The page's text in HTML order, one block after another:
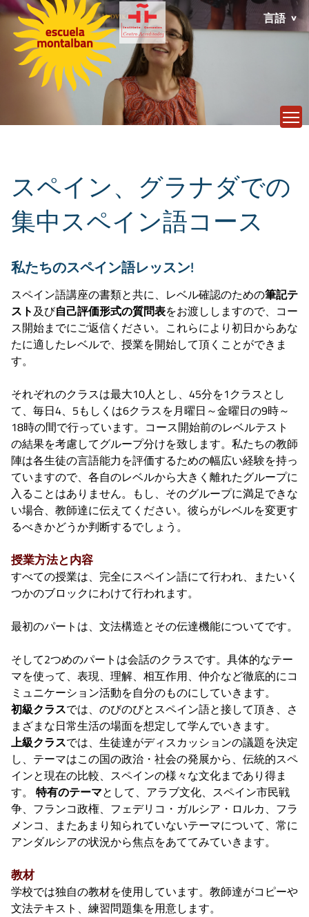
言語
スペイン、グラナダでの
集中スペイン語コース
私たちのスペイン語レッスン!
スペイン語講座の書類と共に、レベル確認のための筆記テ
スト及び自己評価形式の質問表をお渡ししますので、コー
ス開始までにご返信ください。これらにより初日からあな
たに適したレベルで、授業を開始して頂くことができま
す。
それぞれのクラスは最大10人とし、45分を1クラスとし
て、毎日4、5もしくは6クラスを月曜日～金曜日の9時～
18時の間で行っています。コース開始前のレベルテスト
の結果を考慮してグループ分けを致します。私たちの教師
陣は各生徒の言語能力を評価するための幅広い経験を持っ
ていますので、各自のレベルから大きく離れたグループに
入ることはありません。もし、そのグループに満足できな
い場合、教師達に伝えてください。彼らがレベルを変更す
るべきかどうか判断するでしょう。
授業方法と内容
すべての授業は、完全にスペイン語にて行われ、またいく
つかのブロックにわけて行われます。
最初のパートは、文法構造とその伝達機能についてです。
そして2つめのパートは会話のクラスです。具体的なテー
マを使って、表現、理解、相互作用、仲介など徹底的にコ
ミュニケーション活動を自分のものにしていきます。
初級クラスでは、のびのびとスペイン語と接して頂き、さ
まざまな日常生活の場面を想定して学んでいきます。
上級クラスでは、生徒達がディスカッションの議題を決定
し、テーマはこの国の政治・社会の発展から、伝統的スペ
インと現在の比較、スペインの様々な文化まであり得ま
す。 特有のテーマとして、アラブ文化、スペイン市民戦
争、フランコ政権、フェデリコ・ガルシア・ロルカ、フラ
メンコ、またあまり知られていないテーマについて、常に
アンダルシアの状況から焦点をあててみていきます。
教材
学校では独自の教材を使用しています。教師達がコピーや
文法テキスト、練習問題集を用意します。